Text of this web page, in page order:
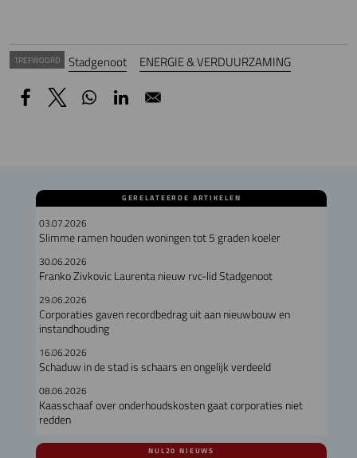
TREFWOORD Stadgenoot ENERGIE & VERDUURZAMING
GERELATEERDE ARTIKELEN
03.07.2026
Slimme ramen houden woningen tot 5 graden koeler
30.06.2026
Franko Zivkovic Laurenta nieuw rvc-lid Stadgenoot
29.06.2026
Corporaties gaven recordbedrag uit aan nieuwbouw en
instandhouding
16.06.2026
Schaduw in de stad is schaars en ongelijk verdeeld
08.06.2026
Kaasschaaf over onderhoudskosten gaat corporaties niet
redden
NUL20 NIEUWS